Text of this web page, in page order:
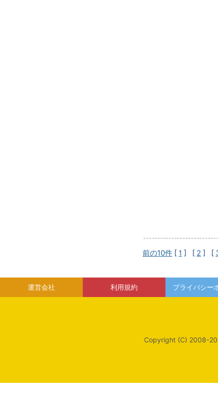
前の10件 [ 1 ] [ 2 ] [
運営会社 利用規約 プライバシー
Copyright (C) 2008-